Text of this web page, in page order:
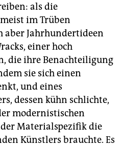
als die
im Trüben
aber Jahrhundertideen
einer hoch
die ihre Benachteiligung
sie sich einen
und eines
dessen kühn schlichte,
modernistischen
Materialspezifik die
Künstlers brauchte. Es